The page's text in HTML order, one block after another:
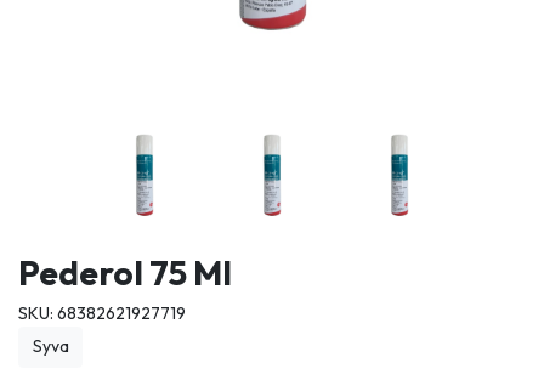
Pederol 75 Ml
SKU: 68382621927719
Syva